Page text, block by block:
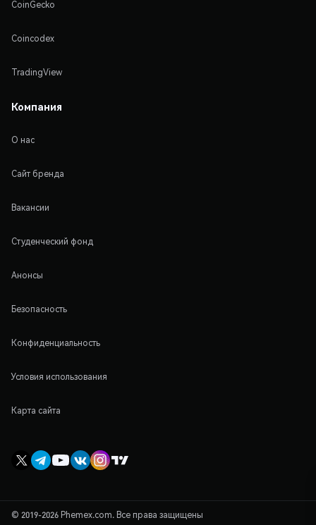
CoinGecko
Coincodex
TradingView
Компания
О нас
Сайт бренда
Вакансии
Студенческий фонд
Анонсы
Безопасность
Конфиденциальность
Условия использования
Карта сайта
© 2019-2026 Phemex.com. Все права защищены